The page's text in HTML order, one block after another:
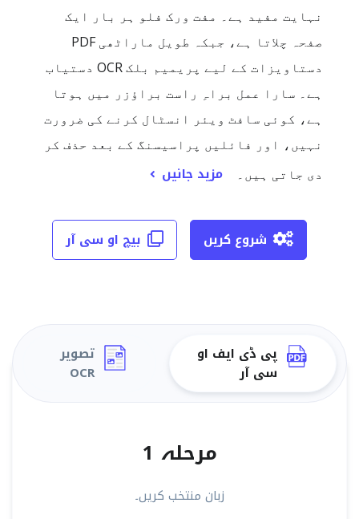
نہایت مفید ہے۔ مفت ورک فلو ہر بار ایک
صفحہ چلاتا ہے، جبکہ طویل ماراٹھی PDF
دستاویزات کے لیے پریمیم بلک OCR دستیاب
ہے۔ سارا عمل براہِ راست براؤزر میں ہوتا
ہے، کوئی سافٹ ویئر انسٹال کرنے کی ضرورت
نہیں، اور فائلیں پراسیسنگ کے بعد حذف کر
دی جاتی ہیں۔
مزید جانیں
بیچ او سی آر شروع کریں
تصویر
OCR
پی ڈی ایف او
سی آر
مرحلہ 1
زبان منتخب کریں۔